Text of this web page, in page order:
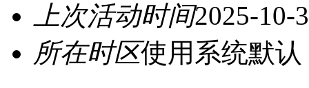
上次活动时间2025-10-
所在时区使用系统默认